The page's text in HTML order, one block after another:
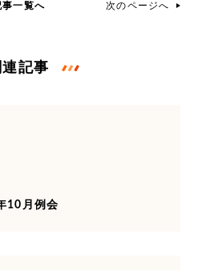
事一覧へ 次のページへ
連記事
10月例会